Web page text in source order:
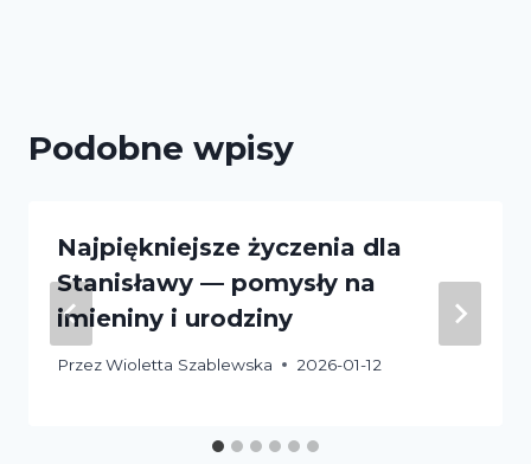
Podobne wpisy
Najpiękniejsze życzenia dla
Stanisławy — pomysły na
imieniny i urodziny
PrzezWioletta Szablewska 2026-01-12